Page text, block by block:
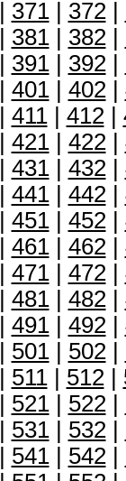
371| 372|
381| 382|
391| 392|
401| 402|
411| 412|
421| 422|
431| 432|
441| 442|
451| 452|
461| 462|
471| 472|
481| 482|
491| 492|
501| 502|
511| 512|
521| 522|
531| 532|
541| 542|